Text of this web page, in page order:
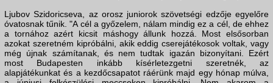
Ljubov Szidoricseva, az orosz juniorok szövetségi edzője egyelőre
óvatosnak tűnik. "A cél a győzelem, nálam mindig ez a cél, de ehhez
a tornához azért kicsit máshogy állunk hozzá. Most elsősorban
azokat szeretném kipróbálni, akik eddig cserejátékosok voltak, vagy
még újnak számítanak, és nem tudtak igazán bizonyítani. Ezért
most Budapesten inkább kísérletezgetni szeretnék, az
alapjátékunkat és a kezdőcsapatot ráérünk majd egy hónap múlva,